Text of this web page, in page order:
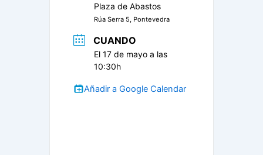
Plaza de Abastos
Rúa Serra 5, Pontevedra
CUANDO
El 17 de mayo a las
10:30h
Añadir a Google Calendar